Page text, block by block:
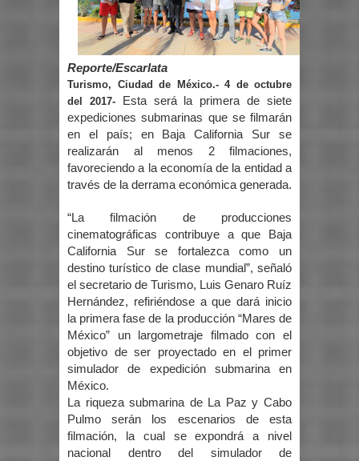
Reporte/Escarlata
Turismo, Ciudad de México.- 4 de octubre
del 2017-
Esta será la primera de siete
expediciones submarinas que se filmarán
en el país; en Baja California Sur se
realizarán al menos 2 filmaciones,
favoreciendo a la economía de la entidad a
través de la derrama económica generada.
“La filmación de producciones
cinematográficas contribuye a que Baja
California Sur se fortalezca como un
destino turístico de clase mundial”, señaló
el secretario de Turismo, Luis Genaro Ruíz
Hernández, refiriéndose a que dará inicio
la primera fase de la producción “Mares de
México” un largometraje filmado con el
objetivo de ser proyectado en el primer
simulador de expedición submarina en
México.
La riqueza submarina de La Paz y Cabo
Pulmo serán los escenarios de esta
filmación, la cual se expondrá a nivel
nacional dentro del simulador de